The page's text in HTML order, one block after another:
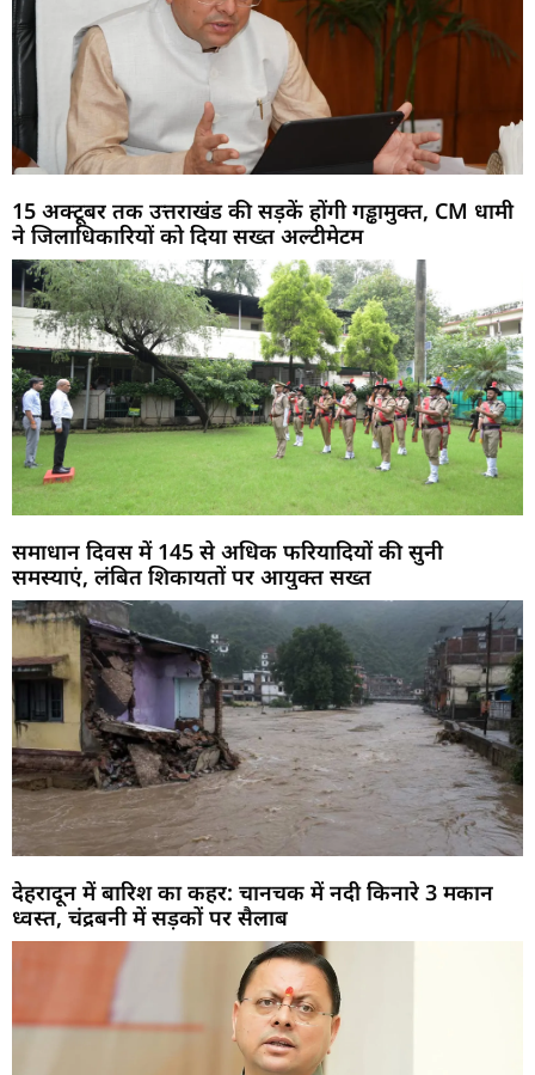
15 अक्टूबर तक उत्तराखंड की सड़कें होंगी गड्ढामुक्त, CM धामी
ने जिलाधिकारियों को दिया सख्त अल्टीमेटम
समाधान दिवस में 145 से अधिक फरियादियों की सुनी
समस्याएं, लंबित शिकायतों पर आयुक्त सख्त
देहरादून में बारिश का कहर: चानचक में नदी किनारे 3 मकान
ध्वस्त, चंद्रबनी में सड़कों पर सैलाब